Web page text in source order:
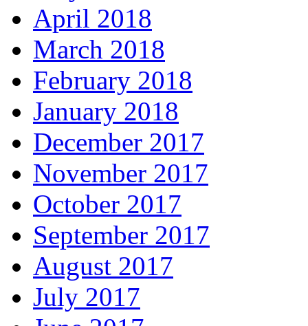
April 2018
March 2018
February 2018
January 2018
December 2017
November 2017
October 2017
September 2017
August 2017
July 2017